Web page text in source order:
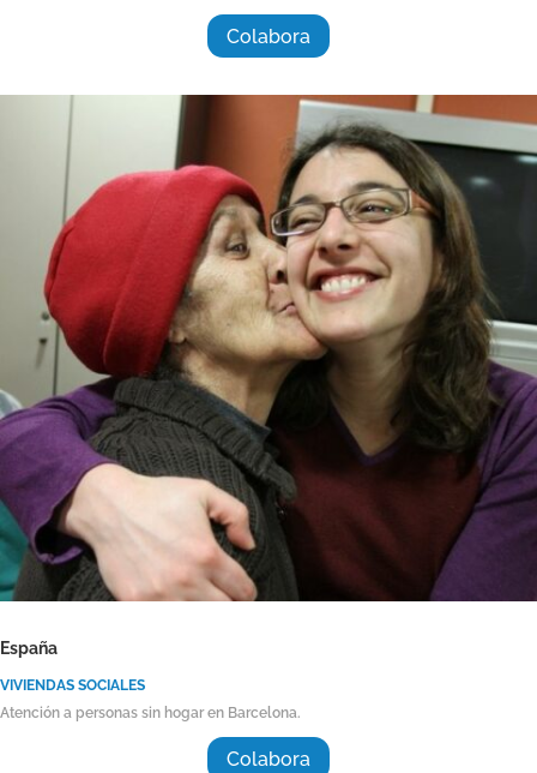
Colabora
España
VIVIENDAS SOCIALES
Atención a personas sin hogar en Barcelona.
Colabora